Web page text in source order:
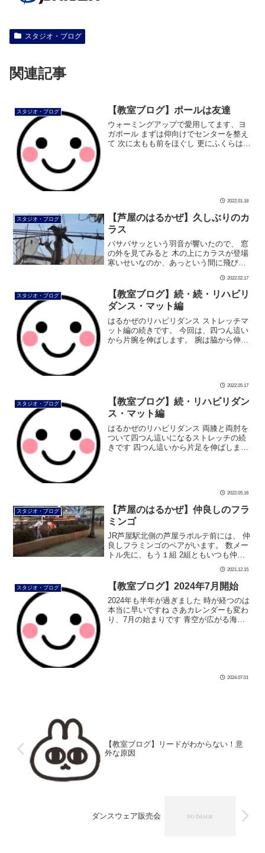
スタジオ・ブログ
関連記事
スタジオ・ブログ 【教室ブログ】ポールは友達
ウォーミングアップで愛用してます、ヨ
ガポール まずは仰向けでセンターを整え
て 次に太もも前をほぐし 更にふくらはぎ
2022.01.18
スタジオ・ブログ
【芦屋のはるかぜ】久しぶりのカ
ラス
バサバサッという羽音が響いたので、 窓
の外を見てみると 木の上にカラスが登場
寒いせいなのか、あっという間に飛び立
す 写真を拡大すると雪が見れます ～寒い
日は 筋肉動かし 自己発電～ […]
2022.02.17
スタジオ・ブログ
【教室ブログ】続・続・リハビリ
ダンス・マット編
はるかぜのリハビリダンス ストレッチマ
ット編の続きです。 今回は、四つん這い
から片腕を伸ばします。 腕は脇から伸ば
2022.05.17
スタジオ・ブログ
【教室ブログ】続・リハビリダン
ス・マット編
はるかぜのリハビリダンス 両膝と両肘を
ついて四つん這いになるストレッチの続
きです 四つん這いから片足を伸ばしま
2022.05.16
スタジオ・ブログ
【芦屋のはるかぜ】仲良しのフラ
ミンゴ
JR芦屋駅北側の芦屋ラポルテ前には、 仲
良しフラミンゴのペアがいます。 数メー
トル先に、もう１組 2組ともいつも仲良
多分 #ダンス #社交ダンス #ボディメイク
#シュッとれ #芦屋 […]
2021.12.15
スタジオ・ブログ 【教室ブログ】2024年7月開始
2024年も半年が過ぎました 時が経つのは
本当に早いですね さあカレンダーも変わ
り、7月の始まりです 青空が広がる海辺
2024.07.01
【教室ブログ】リードがわからない！意
外な原因
ダンスウェア販売会